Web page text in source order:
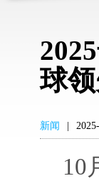
球
新闻
10